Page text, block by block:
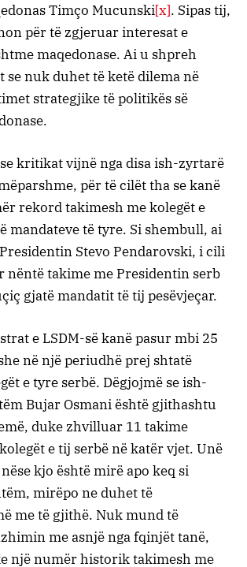
Timço Mucunski[x]. Sipas tij,
për të zgjeruar interesat e
maqedonase. Ai u shpreh
se nuk duhet të ketë dilema në
strategjike të politikës së
kritikat vijnë nga disa ish-zyrtarë
për të cilët tha se kanë
rekord takimesh me kolegët e
mandateve të tyre. Si shembull, ai
Stevo Pendarovski, i cili
nëntë takime me Presidentin serb
gjatë mandatit të tij pesëvjeçar.
e LSDM-së kanë pasur mbi 25
në një periudhë prej shtatë
e tyre serbë. Dëgjojmë se ish-
Bujar Osmani është gjithashtu
duke zhvilluar 11 takime
e tij serbë në katër vjet. Unë
kjo është mirë apo keq si
mirëpo ne duhet të
me të gjithë. Nuk mund të
me asnjë nga fqinjët tanë,
një numër historik takimesh me